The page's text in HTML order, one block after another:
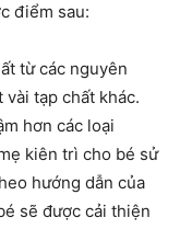
điểm sau:
từ các nguyên
tạp chất khác.
hơn các loại
kiên trì cho bé sử
hướng dẫn của
sẽ được cải thiện